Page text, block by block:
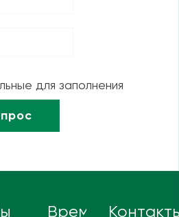
для заполнения
Время